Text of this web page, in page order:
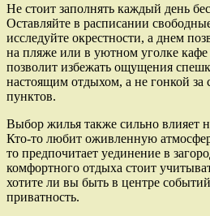
Не стоит заполнять каждый день
Оставляйте в расписании
исследуйте окрестности, а днем
на пляже или в уютном уголке
позволит избежать ощущения
настоящим отдыхом, а не гонкой за
пунктов.
Выбор жилья также сильно влияет
Кто-то любит оживленную
то предпочитает уединение в
комфортного отдыха стоит
хотите ли вы быть в центре
приватность.